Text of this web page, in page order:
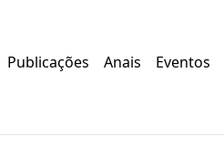
Publicações Anais Eventos